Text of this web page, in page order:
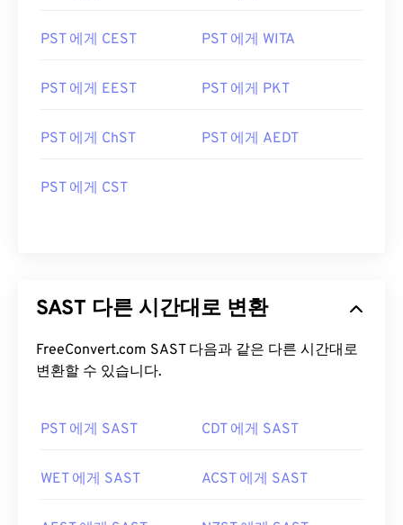
PST 에게 CEST PST 에게 WITA
PST 에게 EEST PST 에게 PKT
PST 에게 ChST PST 에게 AEDT
PST 에게 CST
SAST 다른 시간대로 변환
FreeConvert.com SAST 다음과 같은 다른 시간대로
변환할 수 있습니다.
PST 에게 SAST CDT 에게 SAST
WET 에게 SAST ACST 에게 SAST